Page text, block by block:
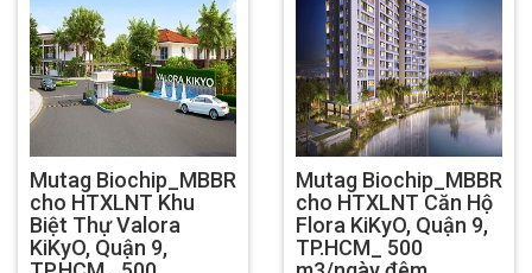
Mutag Biochip_MBBR
cho HTXLNT Khu
Biệt Thự Valora
KiKyO, Quận 9,
Mutag Biochip_MBBR
cho HTXLNT Căn Hộ
Flora KiKyO, Quận 9,
TP.HCM_ 500